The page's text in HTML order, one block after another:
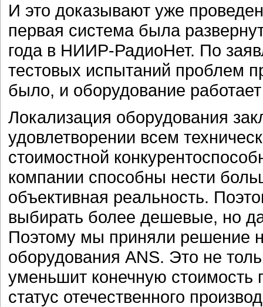
И это доказывают уже
первая система была
года в НИИР-РадиоНет. По
тестовых испытаний проблем
было, и оборудование
Локализация оборудования
удовлетворении всем
стоимостной
компании способны нести
объективная реальность.
выбирать более дешевые, но
Поэтому мы приняли решение
оборудования ANS. Это не
уменьшит конечную стоимость
статус отечественного